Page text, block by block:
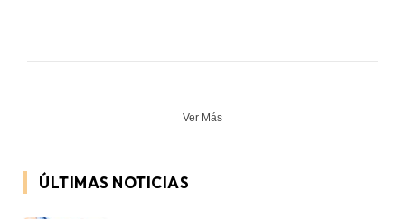
Ver Más
ÚLTIMAS NOTICIAS